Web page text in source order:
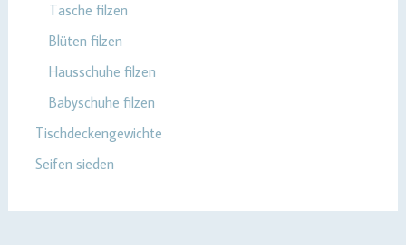
Tasche filzen
Blüten filzen
Hausschuhe filzen
Babyschuhe filzen
Tischdeckengewichte
Seifen sieden